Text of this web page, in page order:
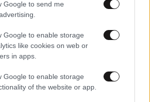
Google to send me
Google to enable storage
like cookies on web or
in apps.
Google to enable storage
of the website or app.